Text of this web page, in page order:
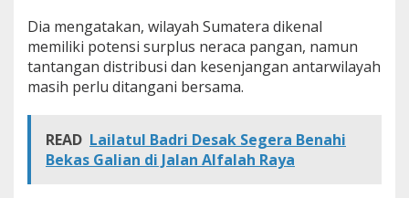
a
n
g
a
o
k
a
Dia mengatakan, wilayah Sumatera dikenal
memiliki potensi surplus neraca pangan, namun
tantangan distribusi dan kesenjangan antarwilayah
masih perlu ditangani bersama.
READ Lailatul Badri Desak Segera Benahi
Bekas Galian di Jalan Alfalah Raya